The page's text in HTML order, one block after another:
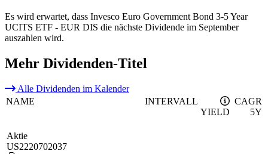
Es wird erwartet, dass Invesco Euro Government Bond 3-5 Year
UCITS ETF - EUR DIS die nächste Dividende im September
auszahlen wird.
Mehr Dividenden-Titel
Alle Dividenden im Kalender
NAME
INTERVALL
YIELD
CAGR
5Y
Aktie
US2220702037